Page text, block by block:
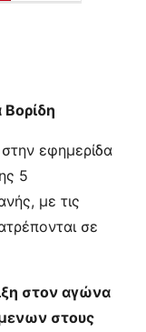
εφημερίδα
5
με τις
σε
στον αγώνα
στους